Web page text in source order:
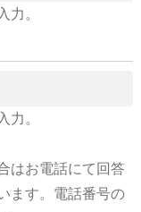
力。
力。
はお電話にて回答
ます。電話番号の